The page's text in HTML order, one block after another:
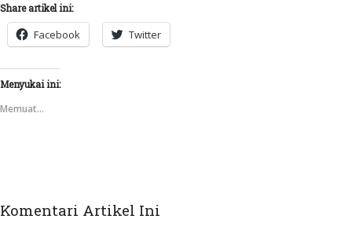
Share artikel ini:
Facebook Twitter
Menyukai ini:
Memuat...
Komentari Artikel Ini